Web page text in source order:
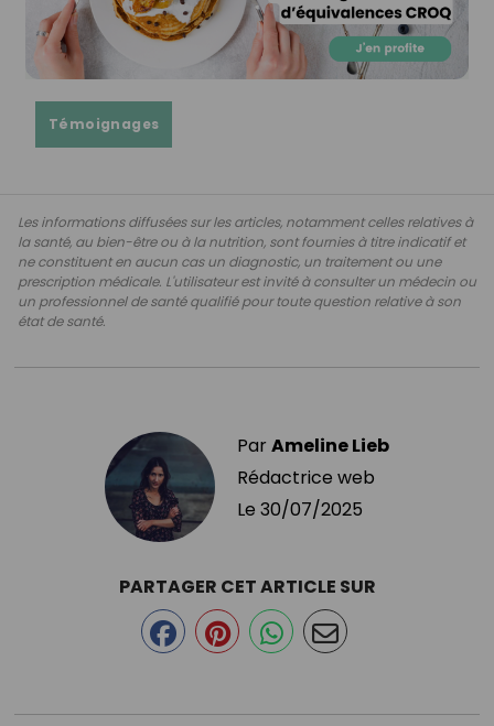
Témoignages
Les informations diffusées sur les articles, notamment celles relatives à
la santé, au bien-être ou à la nutrition, sont fournies à titre indicatif et
ne constituent en aucun cas un diagnostic, un traitement ou une
prescription médicale. L'utilisateur est invité à consulter un médecin ou
un professionnel de santé qualifié pour toute question relative à son
état de santé.
ParAmeline Lieb
Rédactrice web
Le 30/07/2025
PARTAGER CET ARTICLE SUR